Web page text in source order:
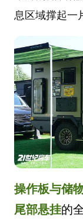
息区域撑起一
操作板与储
尾部悬挂的